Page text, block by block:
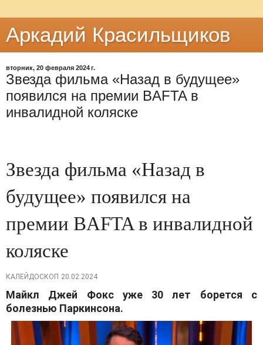
Аркадий Красильщиков
вторник, 20 февраля 2024 г.
Звезда фильма «Назад в будущее»
появился на премии BAFTA в
инвалидной коляске
Звезда фильма «Назад в
будущее» появился на
премии BAFTA в инвалидной
коляске
КАЛЕЙДОСКОП 20.02.2024
Майкл Джей Фокс уже 30 лет борется с
болезнью Паркинсона.